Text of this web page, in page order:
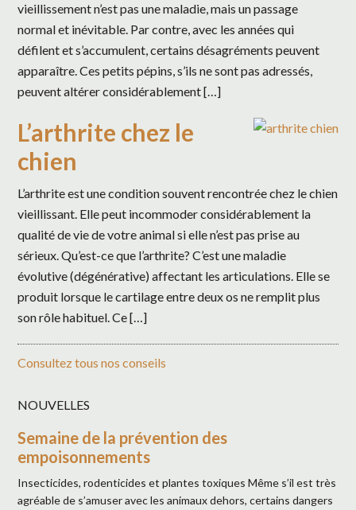
vieillissement n’est pas une maladie, mais un passage
normal et inévitable. Par contre, avec les années qui
défilent et s’accumulent, certains désagréments peuvent
apparaître. Ces petits pépins, s’ils ne sont pas adressés,
peuvent altérer considérablement […]
L’arthrite chez le
chien
L’arthrite est une condition souvent rencontrée chez le chien
vieillissant. Elle peut incommoder considérablement la
qualité de vie de votre animal si elle n’est pas prise au
sérieux. Qu’est-ce que l’arthrite? C’est une maladie
évolutive (dégénérative) affectant les articulations. Elle se
produit lorsque le cartilage entre deux os ne remplit plus
son rôle habituel. Ce […]
Consultez tous nos conseils
NOUVELLES
Semaine de la prévention des
empoisonnements
Insecticides, rodenticides et plantes toxiques Même s’il est très
agréable de s’amuser avec les animaux dehors, certains dangers